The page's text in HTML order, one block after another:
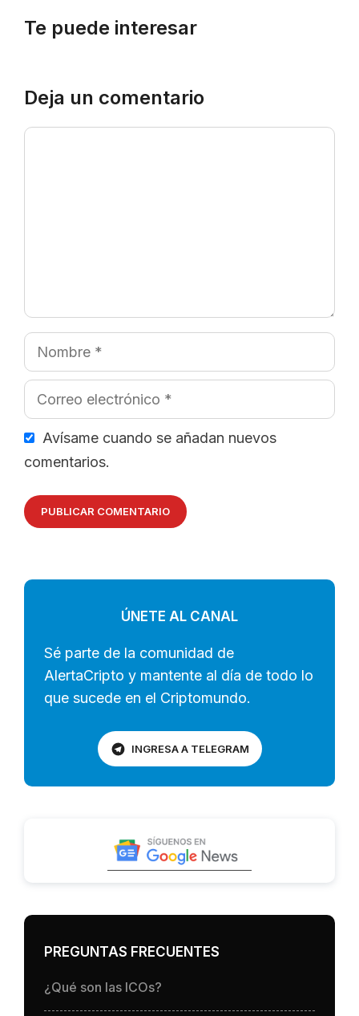
Te puede interesar
Deja un comentario
Comentario
Nombre
Correo
electrónico
Avísame cuando se añadan nuevos
comentarios.
ÚNETE AL CANAL
Sé parte de la comunidad de
AlertaCripto y mantente al día de todo lo
que sucede en el Criptomundo.
INGRESA A TELEGRAM
PREGUNTAS FRECUENTES
¿Qué son las ICOs?